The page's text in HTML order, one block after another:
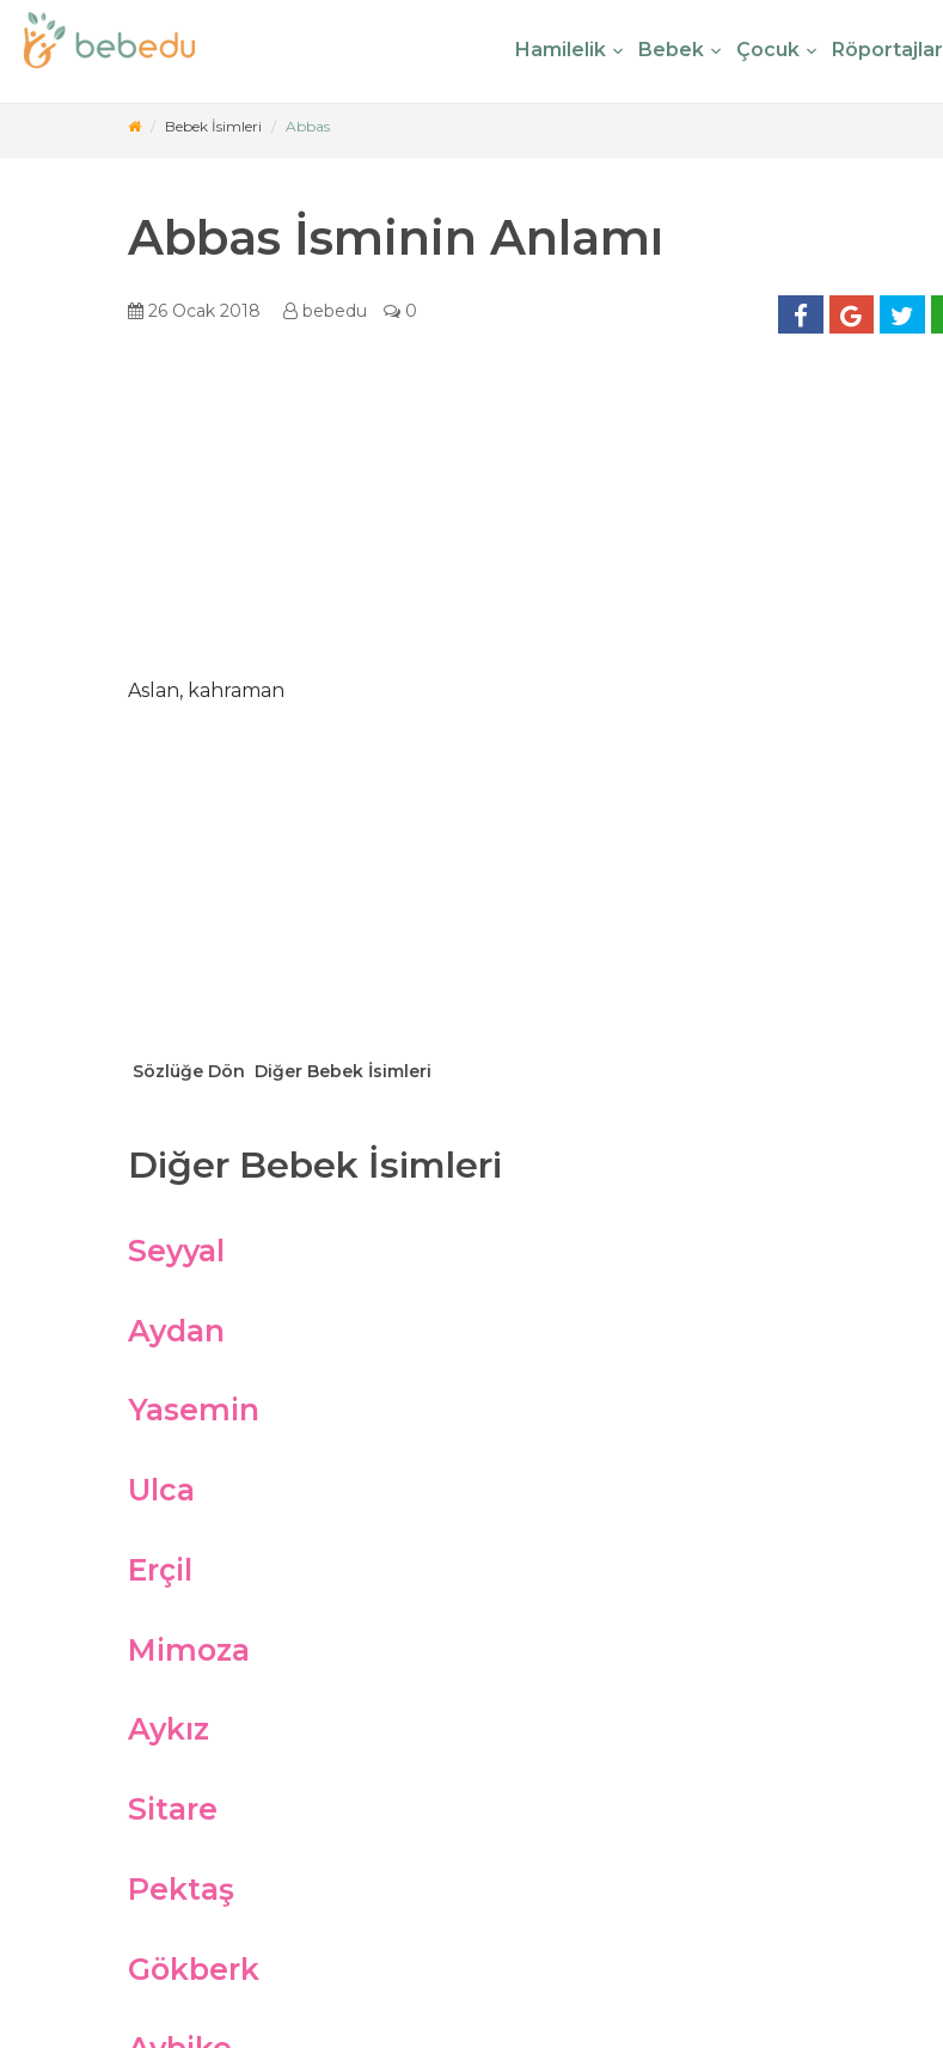
Hamilelik Bebek Çocuk Röportajlar
Bebek İsimleri Abbas
Abbas İsminin Anlamı
26 Ocak 2018 bebedu 0
Aslan, kahraman
Sözlüğe Dön Diğer Bebek İsimleri
Diğer Bebek İsimleri
Seyyal
Aydan
Yasemin
Ulca
Erçil
Mimoza
Aykız
Sitare
Pektaş
Gökberk